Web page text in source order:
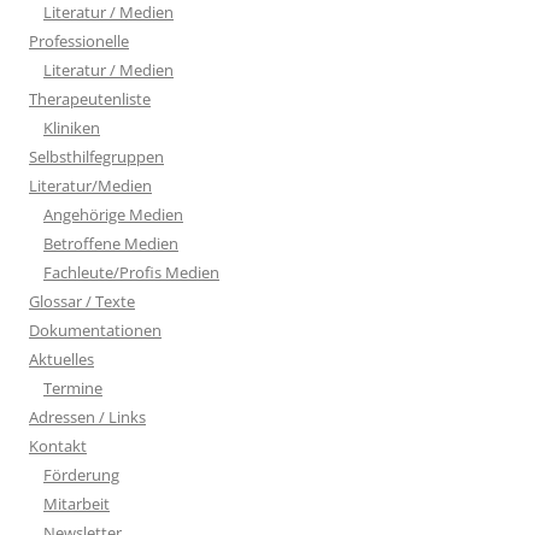
Literatur / Medien
Professionelle
Literatur / Medien
Therapeutenliste
Kliniken
Selbsthilfegruppen
Literatur/Medien
Angehörige Medien
Betroffene Medien
Fachleute/Profis Medien
Glossar / Texte
Dokumentationen
Aktuelles
Termine
Adressen / Links
Kontakt
Förderung
Mitarbeit